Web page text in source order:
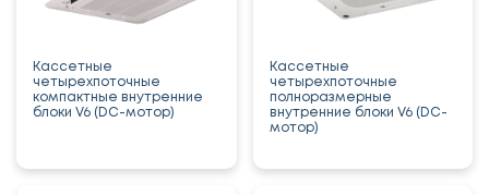
Кассетные
четырехпоточные
компактные внутренние
блоки V6 (DC-мотор)
Кассетные
четырехпоточные
полноразмерные
внутренние блоки V6 (DC-
мотор)